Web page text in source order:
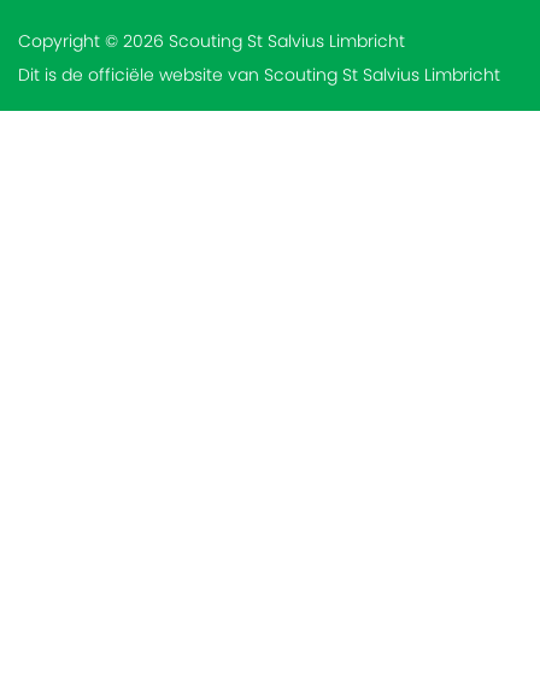
Copyright © 2026 Scouting St Salvius Limbricht
Dit is de officiële website van Scouting St Salvius Limbricht